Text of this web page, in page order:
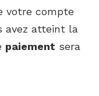
votre compte
avez atteint la
paiement sera